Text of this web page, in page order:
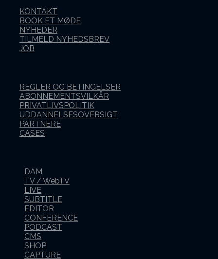
KONTAKT
BOOK ET MØDE
NYHEDER
TILMELD NYHEDSBREV
JOB
REGLER OG BETINGELSER
ABONNEMENTSVILKÅR
PRIVATLIVSPOLITIK
UDDANNELSESOVERSIGT
PARTNERE
CASES
DAM
TV / WebTV
LIVE
SUBTITLE
EDITOR
CONFERENCE
PODCAST
CMS
SHOP
CAPTURE